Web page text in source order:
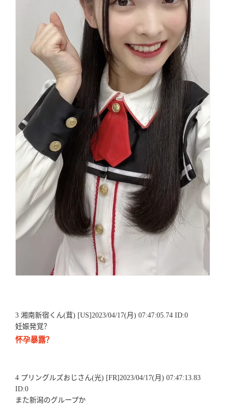
3 湘南新宿くん(茸) [US]2023/04/17(月) 07:47:05.74 ID:0
妊娠発覚？
怀孕暴露？
4 プリングルズおじさん(光) [FR]2023/04/17(月) 07:47:13.83
ID:0
また新潟のグループか